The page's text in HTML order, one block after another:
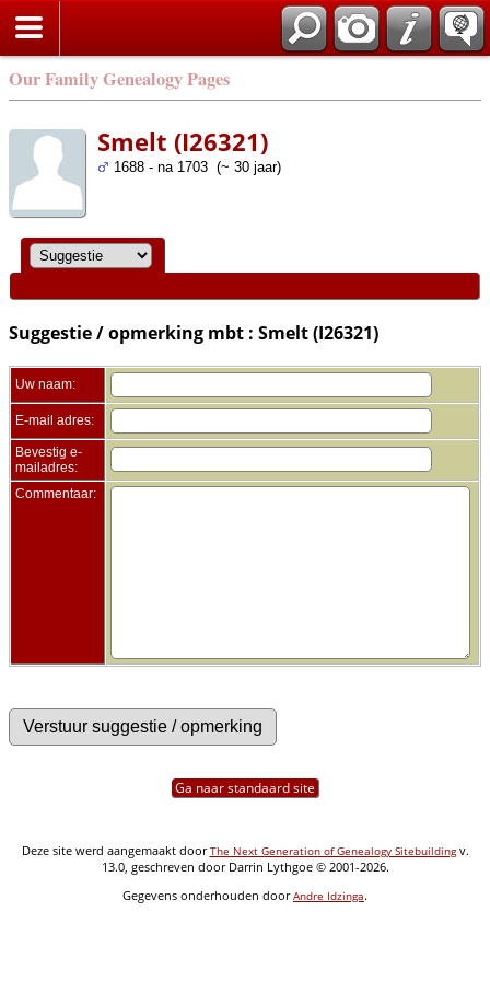
Our Family Genealogy Pages
Smelt (I26321)
1688 - na 1703 (~ 30 jaar)
Suggestie / opmerking mbt : Smelt (I26321)
Uw naam:
E-mail adres:
Bevestig e-
mailadres:
Commentaar:
Ga naar standaard site
Deze site werd aangemaakt doorThe Next Generation of Genealogy Sitebuildingv.
13.0, geschreven door Darrin Lythgoe © 2001-2026.
Gegevens onderhouden doorAndre Idzinga.